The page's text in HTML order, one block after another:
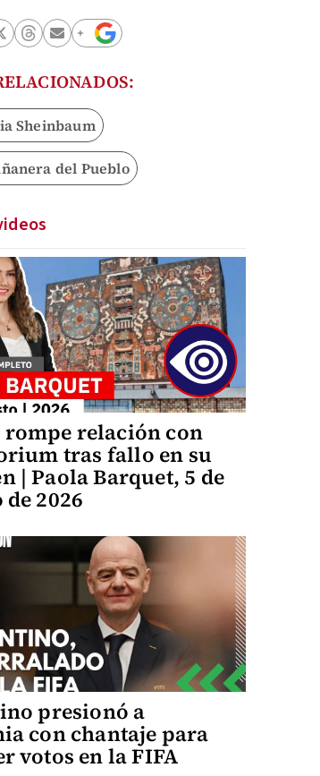
Sheinbaum
del Pueblo
rompe relación con
tras fallo en su
| Paola Barquet, 5 de
de 2026
presionó a
con chantaje para
votos en la FIFA